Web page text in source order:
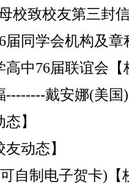
校致校友第三封
届同学会机构及章
高中76届联谊会【
--------戴安娜(美国
】
动态】
自制电子贺卡)【